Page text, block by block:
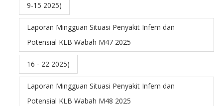
9-15 2025)
Laporan Mingguan Situasi Penyakit Infem dan
Potensial KLB Wabah M47 2025
16 - 22 2025)
Laporan Mingguan Situasi Penyakit Infem dan
Potensial KLB Wabah M48 2025